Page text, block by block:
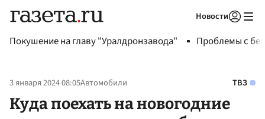
Новости
Покушение на главу "Уралдронзавода" Проблемы с
3 января 2024 08:05Автомобили ТВЗ
Куда поехать на новогодние